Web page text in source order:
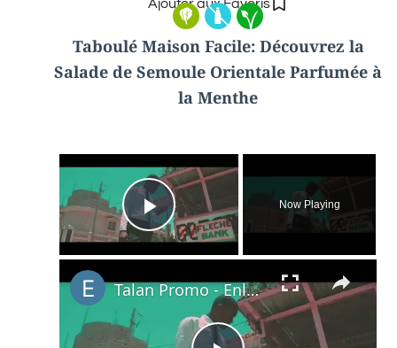
Ajouter aux Favoris
Taboulé Maison Facile: Découvrez la
Salade de Semoule Orientale Parfumée à
la Menthe
Play Video
Now Playing
Talan Promo - Enloja (Renel Rosené) Siksèw depan'n de ou (Official Video).